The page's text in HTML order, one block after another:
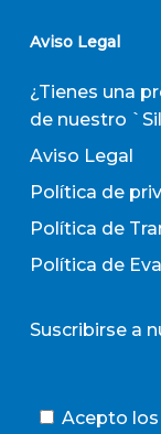
Aviso Legal
¿Tienes una
de nuestro
Aviso Legal
Política de
Política de
Política de
Suscribirse a
Acepto